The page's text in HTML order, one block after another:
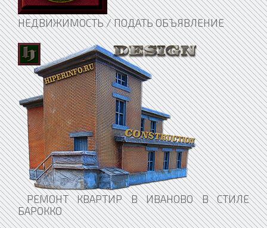
НЕДВИЖИМОСТЬ / ПОДАТЬ ОБЪЯВЛЕНИЕ
РЕМОНТ КВАРТИР В ИВАНОВО В СТИЛЕ
БАРОККО